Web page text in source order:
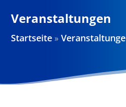
Projekte
Veranstaltungen
Startseite »